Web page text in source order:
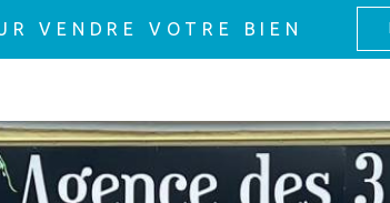
VENDRE VOTRE BIEN